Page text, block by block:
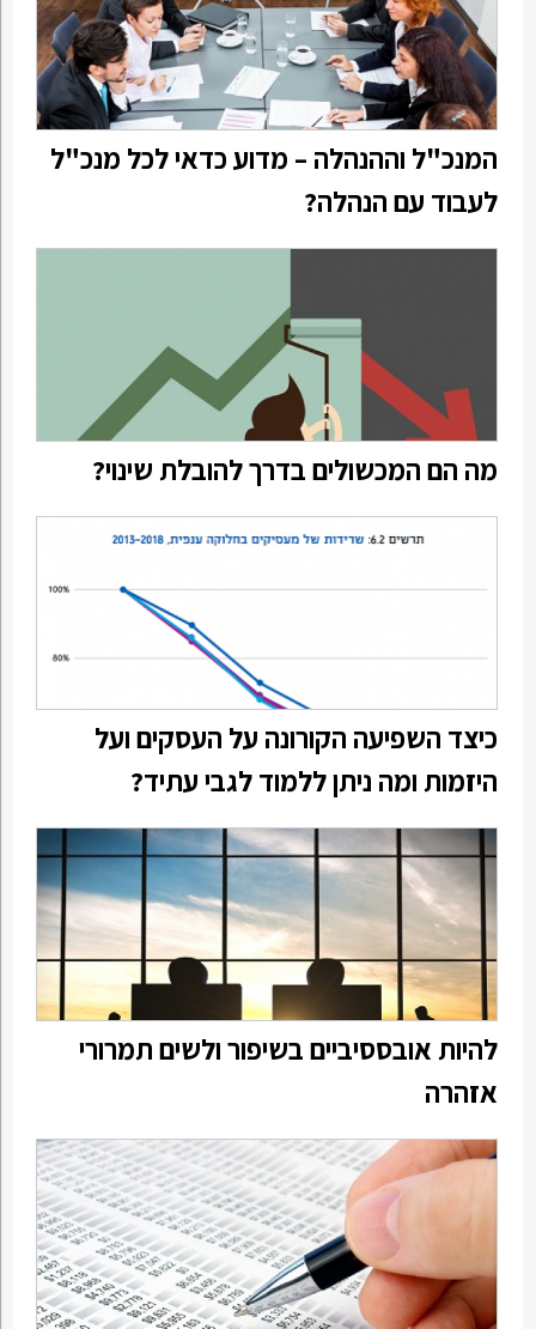
המנכ"ל וההנהלה – מדוע כדאי לכל מנכ"ל
לעבוד עם הנהלה?
מה הם המכשולים בדרך להובלת שינוי?
כיצד השפיעה הקורונה על העסקים ועל
היזמות ומה ניתן ללמוד לגבי עתיד?
להיות אובססיביים בשיפור ולשים תמרורי
אזהרה